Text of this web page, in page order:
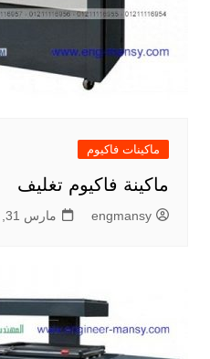
ماكينات فاكيوم
ماكينة فاكيوم تغليف
engmansy مارس 31, 2020